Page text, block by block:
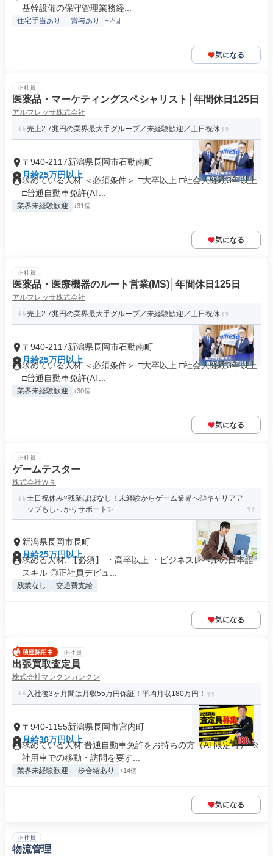
基幹設備の保守管理業務経...
住宅手当あり 賞与あり +2個
気になる
正社員
医薬品・マーケティングスペシャリスト│年間休日125日
アルフレッサ株式会社
売上2.7兆円の業界最大手グループ／未経験歓迎／土日祝休
〒940-2117新潟県長岡市石動南町
月給25万円以上
求めている人材 ＜必須条件＞ □大卒以上 □社会人経験3年以上
□普通自動車免許(AT...
業界未経験歓迎 +31個
気になる
正社員
医薬品・医療機器のルート営業(MS)│年間休日125日
アルフレッサ株式会社
売上2.7兆円の業界最大手グループ／未経験歓迎／土日祝休
〒940-2117新潟県長岡市石動南町
月給25万円以上
求めている人材 ＜必須条件＞ □大卒以上 □社会人経験3年以上
□普通自動車免許(AT...
業界未経験歓迎 +30個
気になる
正社員
ゲームテスター
株式会社ＷＲ
土日祝休み×残業ほぼなし！未経験からゲーム業界へ◎キャリアア
ップもしっかりサポート✨
新潟県長岡市長町
月給25万円以上
求める人材: 【必須】 ・高卒以上 ・ビジネスレベルの日本語
スキル ◎正社員デビュ...
残業なし 交通費支給
気になる
正社員
出張買取査定員
株式会社マンクンカンクン
入社後3ヶ月間は月収55万円保証！平均月収180万円！
〒940-1155新潟県長岡市宮内町
月給30万円以上
求めている人材 普通自動車免許をお持ちの方（AT限定可） ※
社用車での移動・訪問を要す...
業界未経験歓迎 歩合給あり +14個
気になる
正社員
物流管理